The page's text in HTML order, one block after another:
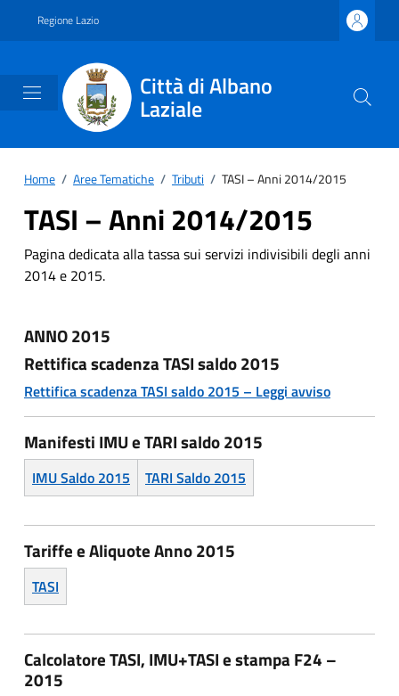
Regione Lazio
Città di Albano
Laziale
Home / Aree Tematiche / Tributi / TASI – Anni 2014/2015
TASI – Anni 2014/2015
Pagina dedicata alla tassa sui servizi indivisibili degli anni
2014 e 2015.
ANNO 2015
Rettifica scadenza TASI saldo 2015
Rettifica scadenza TASI saldo 2015 – Leggi avviso
Manifesti IMU e TARI saldo 2015
IMU Saldo 2015 TARI Saldo 2015
Tariffe e Aliquote Anno 2015
TASI
Calcolatore TASI, IMU+TASI e stampa F24 –
2015